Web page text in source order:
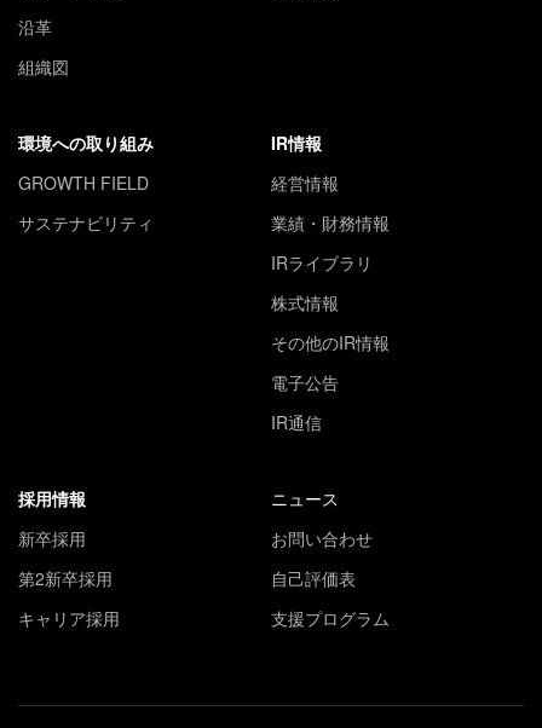
沿革
組織図
環境への取り組み
GROWTH FIELD
サステナビリティ
IR情報
経営情報
業績・財務情報
IRライブラリ
株式情報
その他のIR情報
電子公告
IR通信
採用情報
新卒採用
第2新卒採用
キャリア採用
ニュース
お問い合わせ
自己評価表
支援プログラム